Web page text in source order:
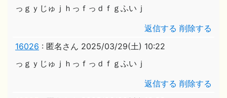
っｇｙじゅｊｈっｆっｄｆｇふいｊ
返信する 削除する
16026 : 匿名さん 2025/03/29(土) 10:22
っｇｙじゅｊｈっｆっｄｆｇふいｊ
返信する 削除する